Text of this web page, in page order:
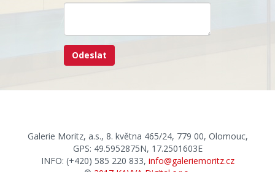
Galerie Moritz, a.s., 8. května 465/24, 779 00, Olomouc,
GPS: 49.5952875N, 17.2501603E
INFO: (+420) 585 220 833, info@galeriemoritz.cz